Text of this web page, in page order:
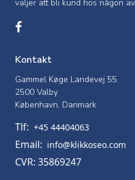
väljer att bli kund hos någon
Kontakt
Gammel Køge Landevej 55
2500 Valby
København, Danmark
Tlf: +45 44404063
Email: info@klikkoseo.com
CVR: 35869247